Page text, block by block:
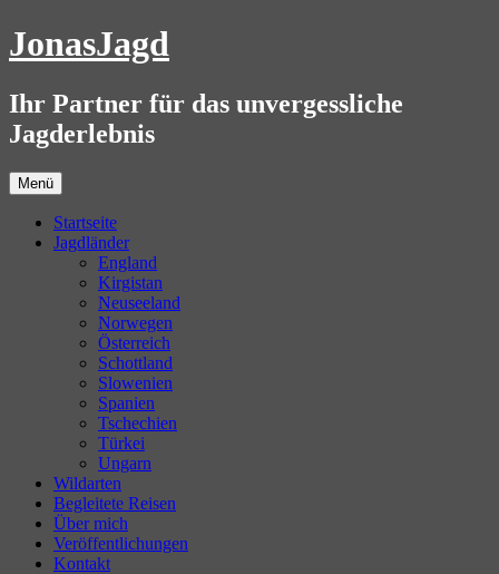
Zum
Inhalt
JonasJagd
Ihr Partner für das unvergessliche
Jagderlebnis
Menü
Startseite
Jagdländer
England
Kirgistan
Neuseeland
Norwegen
Österreich
Schottland
Slowenien
Spanien
Tschechien
Türkei
Ungarn
Wildarten
Begleitete Reisen
Über mich
Veröffentlichungen
Kontakt